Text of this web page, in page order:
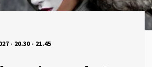
- 20.30 - 21.45